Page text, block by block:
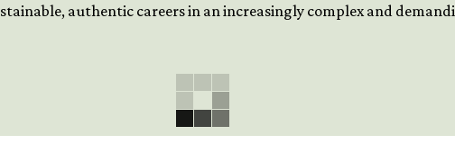
authentic careers in an increasingly complex and